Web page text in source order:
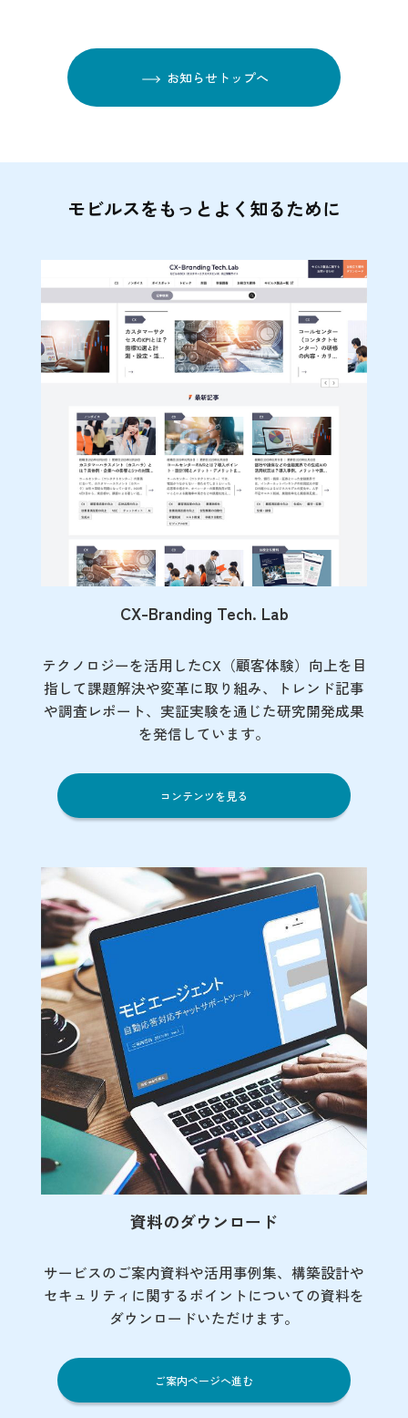
お知らせトップへ
モビルスをもっとよく知るために
CX-Branding Tech. Lab
テクノロジーを活用したCX（顧客体験）向上を目
指して課題解決や変革に取り組み、トレンド記事
や調査レポート、実証実験を通じた研究開発成果
を発信しています。
コンテンツを見る
資料のダウンロード
サービスのご案内資料や活用事例集、 構築設計や
セキュリティに関するポイントについての資料を
ダウンロードいただけます。
ご案内ページへ進む